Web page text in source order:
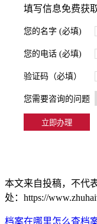
填写信息免费获
您的名字 (必填)
您的电话 (必填)
验证码（必填）
您需要咨询的问题
本文来自投稿，不代
处：https://
档案在哪里怎么查档